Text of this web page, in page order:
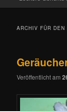
ARCHIV FÜR
Veröffentlicht am